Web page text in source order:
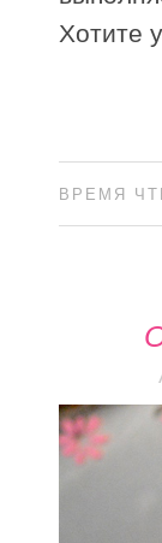
Хотите
ВРЕМЯ